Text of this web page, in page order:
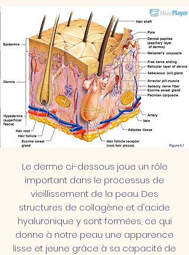
Le derme ci-dessous joue un rôle
important dans le processus de
vieillissement de la peau. Des
structures de collagène et d'acide
hyaluronique y sont formées, ce qui
donne à notre peau une apparence
lisse et jeune grâce à sa capacité de